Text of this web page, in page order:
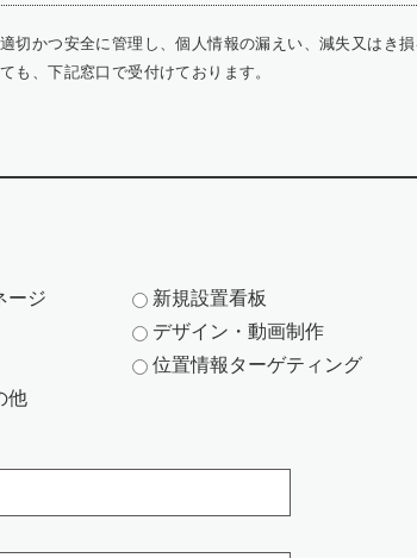
かつ安全に管理し、個人情報の漏えい、減失又はき
も、下記窓口で受付けております。
応にのみ利用いたします。
問い合わせにお答えするため
サービスのご案内、提供その他を実施するため
は、個人情報を適切に保護できる管理体制を敷き実行
ージ
新規設置看板
デザイン・動画制作
位置情報ターゲティング
他